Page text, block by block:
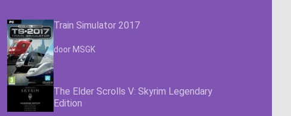
Train Simulator 2017
Waardering
door MSGK
The Elder Scrolls V: Skyrim Legendary
Edition